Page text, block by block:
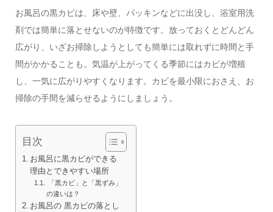
お風呂の黒カビは、床や壁、パッキンなどに出没し、浴室用洗
剤では簡単に落とせないのが特徴です。放っておくとどんどん
広がり、いざお掃除しようとしても簡単には取れずに時間と手
間がかかることも。気温が上がってくる季節にはカビが増殖
し、一気に広がりやすくなります。カビを最小限におさえ、お
掃除の手間を減らせるようにしましょう。
目次
お風呂に黒カビができる
理由とできやすい場所
「黒カビ」と「黒ずみ」
の違いは？
お風呂の 黒カビの落とし